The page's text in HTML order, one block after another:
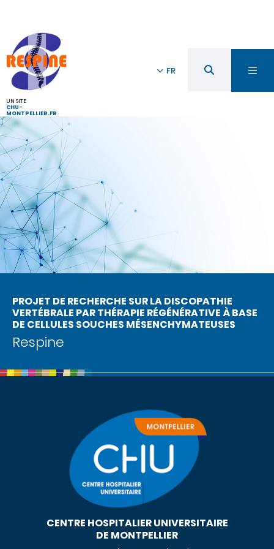
UN SITE
CHU-
MONTPELLIER.FR
FR
PROJET DE RECHERCHE SUR LA DISCOPATHIE
VERTÉBRALE PAR THÉRAPIE RÉGÉNÉRATIVE À BASE
DE CELLULES SOUCHES MÉSENCHYMATEUSES
Respine
CENTRE HOSPITALIER UNIVERSITAIRE
DE MONTPELLIER